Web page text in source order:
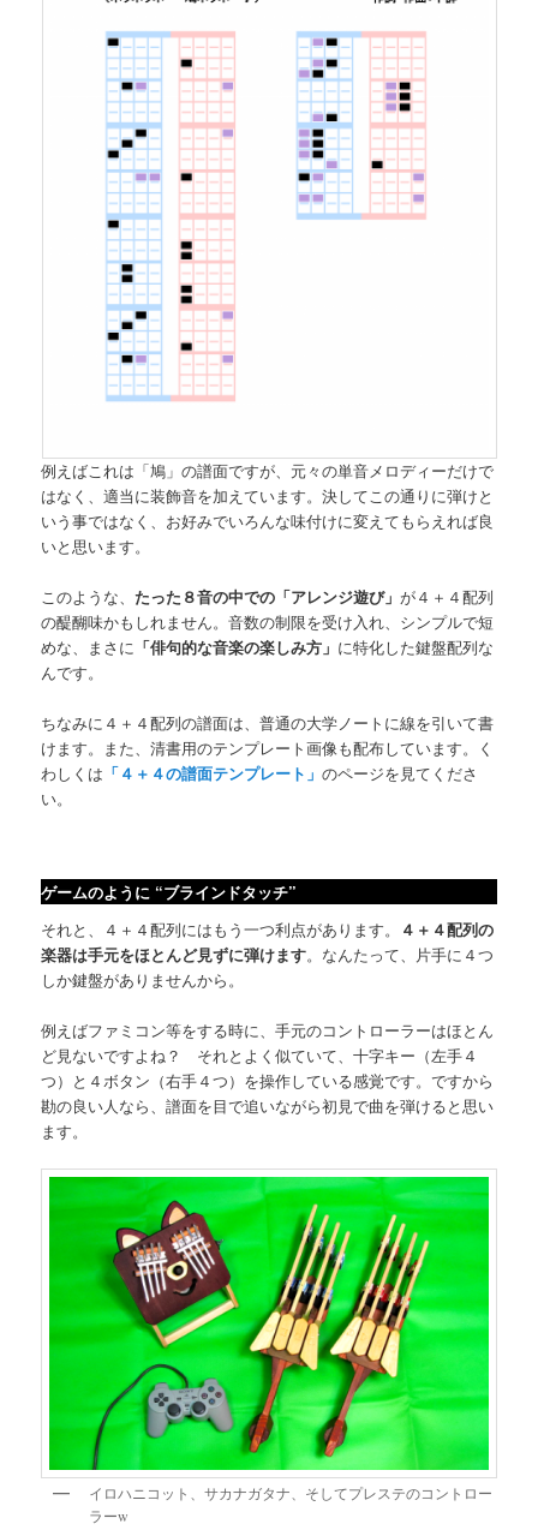
例えばこれは「鳩」の譜面ですが、元々の単音メロディーだけで
はなく、適当に装飾音を加えています。決してこの通りに弾けと
いう事ではなく、お好みでいろんな味付けに変えてもらえれば良
いと思います。
このような、たった８音の中での「アレンジ遊び」が４＋４配列
の醍醐味かもしれません。音数の制限を受け入れ、シンプルで短
めな、まさに 「俳句的な音楽の楽しみ方」 に特化した鍵盤配列な
んです。
ちなみに４＋４配列の譜面は、普通の大学ノートに線を引いて書
けます。また、清書用のテンプレート画像も配布しています。く
わしくは 「４＋４の譜面テンプレート」のページを見てくださ
い。
ゲームのように “ブラインドタッチ”
それと、４＋４配列にはもう一つ利点があります。
４＋４配列の
楽器は手元をほとんど見ずに弾けます。なんたって、片手に４つ
しか鍵盤がありませんから。
例えばファミコン等をする時に、手元のコントローラーはほとん
ど見ないですよね？ それとよく似ていて、十字キー（左手４
つ）と４ボタン（右手４つ）を操作している感覚です。ですから
勘の良い人なら、譜面を目で追いながら初見で曲を弾けると思い
ます。
イロハニコット、サカナガタナ、そしてプレステのコントロー
ラーw